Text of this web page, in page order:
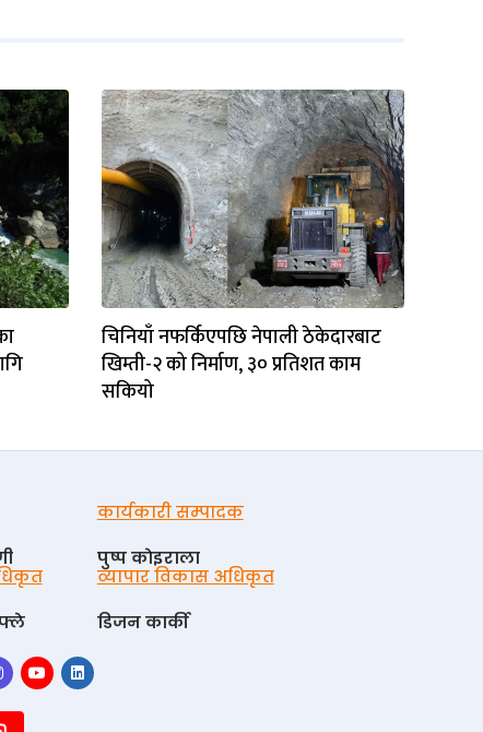
चिनियाँ नफर्किएपछि नेपाली ठेकेदारबाट
खिम्ती-२ को निर्माण, ३० प्रतिशत काम
सकियो
कार्यकारी सम्पादक
पुष्प काेइराला
व्यापार विकास अधिकृत
डिजन कार्की